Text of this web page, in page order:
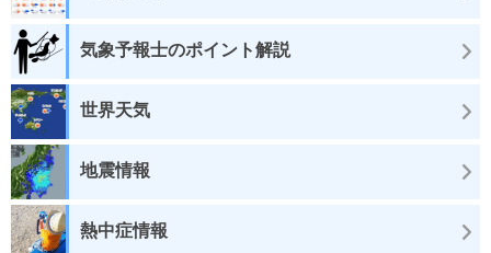
気象予報士のポイント解説
世界天気
地震情報
熱中症情報